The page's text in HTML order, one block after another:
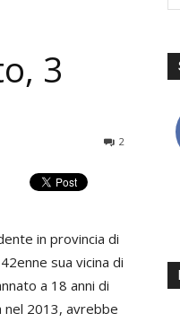
3
2
in provincia di
sua vicina di
a 18 anni di
nel 2013, avrebbe